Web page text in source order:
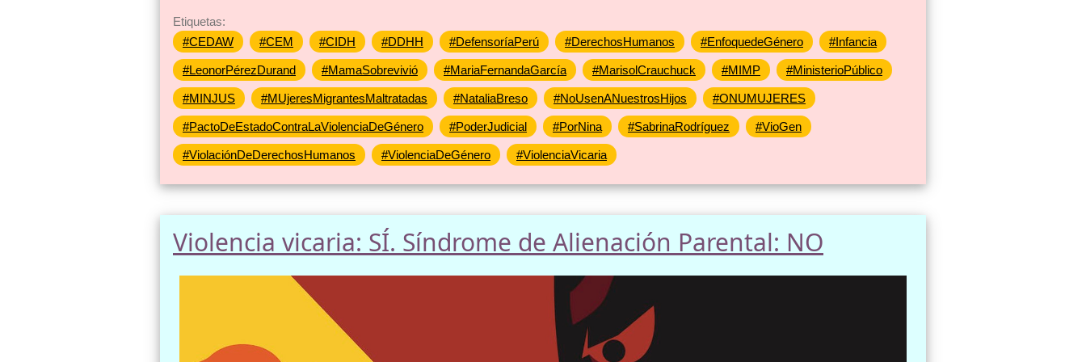
Etiquetas:
#CEDAW
#CEM #CIDH #DDHH #DefensoríaPerú #DerechosHumanos #EnfoquedeGénero #Infancia
#LeonorPérezDurand #MamaSobrevivió #MariaFernandaGarcía #MarisolCrauchuck #MIMP #MinisterioPúblico
#MINJUS #MUjeresMigrantesMaltratadas #NataliaBreso #NoUsenANuestrosHijos #ONUMUJERES
#PactoDeEstadoContraLaViolenciaDeGénero #PoderJudicial #PorNina #SabrinaRodríguez #VioGen
#ViolaciónDeDerechosHumanos #ViolenciaDeGénero #ViolenciaVicaria
Violencia vicaria: SÍ. Síndrome de Alienación Parental: NO